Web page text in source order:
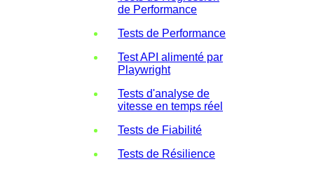
de Performance
Tests de Performance
Test API alimenté par
Playwright
Tests d'analyse de
vitesse en temps réel
Tests de Fiabilité
Tests de Résilience